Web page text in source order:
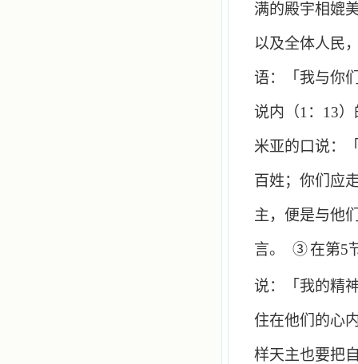
满的殿宇相媲
以及全体人民
语：「我与你
说内（1 ： 13
米亚的口说：
百姓；你们应
主，便是与他
言。 ③在第5
说：「我的精
住在他们的心
样天主也要把